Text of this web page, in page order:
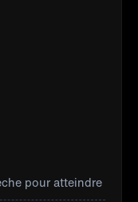
pour atteindre